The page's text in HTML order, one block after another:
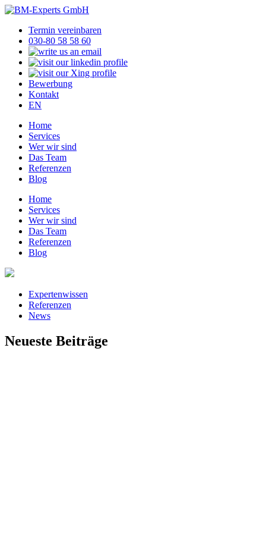
Termin vereinbaren
030-80 58 58 60
Bewerbung
Kontakt
EN
Home
Services
Wer wir sind
Das Team
Referenzen
Blog
Home
Services
Wer wir sind
Das Team
Referenzen
Blog
Expertenwissen
Referenzen
News
Neueste Beiträge